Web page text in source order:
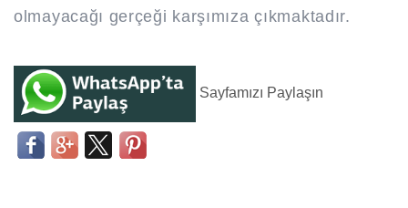
olmayacağı gerçeği karşımıza çıkmaktadır.
Sayfamızı Paylaşın